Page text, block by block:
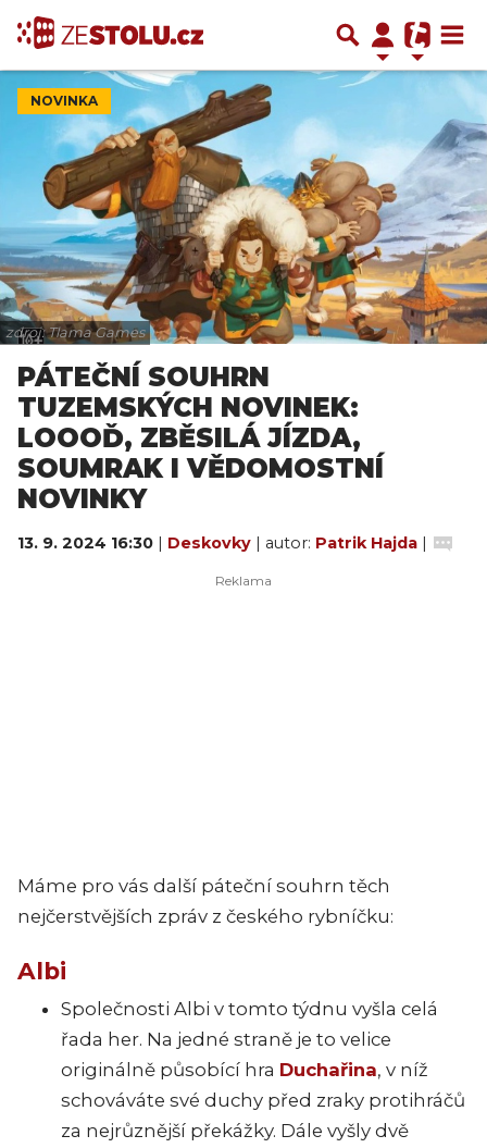
NOVINKA
zdroj: Tlama Games
PÁTEČNÍ SOUHRN
TUZEMSKÝCH NOVINEK:
LOOOĎ, ZBĚSILÁ JÍZDA,
SOUMRAK I VĚDOMOSTNÍ
NOVINKY
13. 9. 2024 16:30 | Deskovky | autor: Patrik Hajda |
Máme pro vás další páteční souhrn těch
nejčerstvějších zpráv z českého rybníčku:
Albi
Společnosti Albi v tomto týdnu vyšla celá
řada her. Na jedné straně je to velice
originálně působící hra Duchařina, v níž
schováváte své duchy před zraky protihráčů
za nejrůznější překážky. Dále vyšly dvě